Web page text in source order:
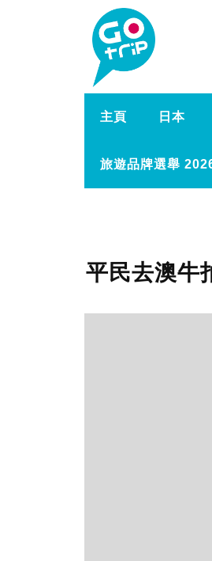
主頁 日本
旅遊品牌選舉
平民去澳牛